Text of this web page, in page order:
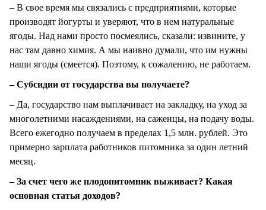
– В свое время мы связались с предприятиями, которые
производят йогурты и уверяют, что в нем натуральные
ягоды. Над нами просто посмеялись, сказали: извините, у
нас там давно химия. А мы наивно думали, что им нужны
наши ягоды (смеется). Поэтому, к сожалению, не работаем.
– Субсидии от государства вы получаете?
– Да, государство нам выплачивает на закладку, на уход за
многолетними насаждениями, на саженцы, на подачу воды.
Всего ежегодно получаем в пределах 1,5 млн. рублей. Это
примерно зарплата работников питомника за один летний
месяц.
– За счет чего же плодопитомник выживает? Какая
основная статья доходов?